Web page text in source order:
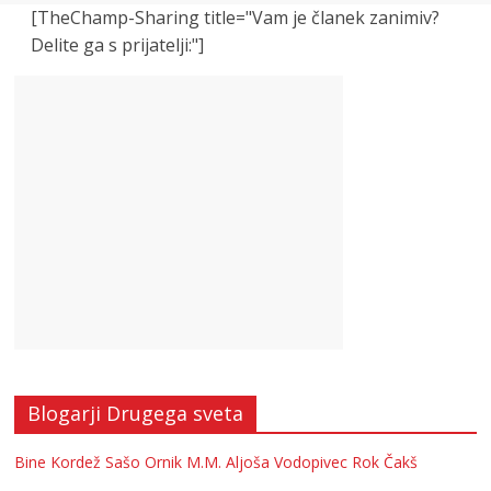
[TheChamp-Sharing title="Vam je članek zanimiv?
Delite ga s prijatelji:"]
Blogarji Drugega sveta
Bine Kordež Sašo Ornik M.M. Aljoša Vodopivec Rok Čakš